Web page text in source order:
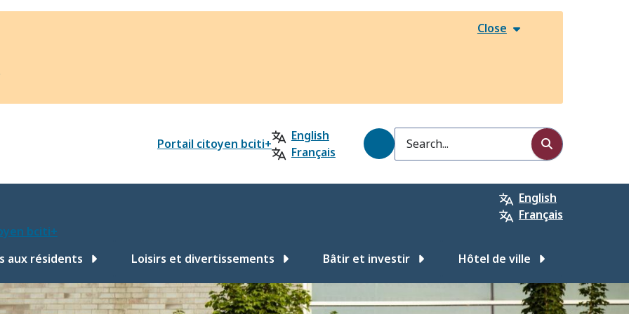
Close
Portail citoyen bciti+
English
Français
Search
English
Français
bciti+
aux résidents Loisirs et divertissements Bâtir et investir Hôtel de ville